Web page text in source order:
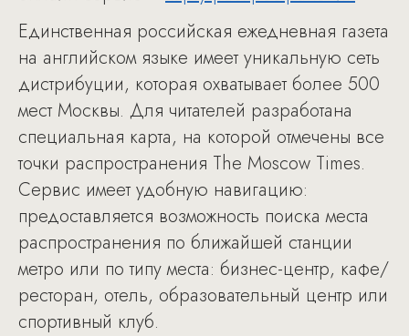
Единственная российская ежедневная газета
на английском языке имеет уникальную сеть
дистрибуции, которая охватывает более 500
мест Москвы. Для читателей разработана
специальная карта, на которой отмечены все
точки распространения The Moscow Times.
Сервис имеет удобную навигацию:
предоставляется возможность поиска места
распространения по ближайшей станции
метро или по типу места: бизнес-центр, кафе/
ресторан, отель, образовательный центр или
спортивный клуб.